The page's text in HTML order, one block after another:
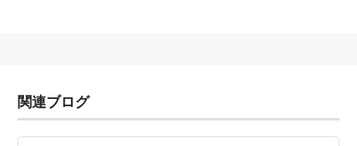
エムテック(エポック社)
関連ブログ